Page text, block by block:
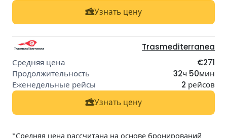
Узнать цену
Trasmediterranea
€271
32ч 50мин
2 рейсов
Узнать цену
*Средняя цена рассчитана на основе бронирований